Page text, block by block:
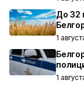
До 32
1
1